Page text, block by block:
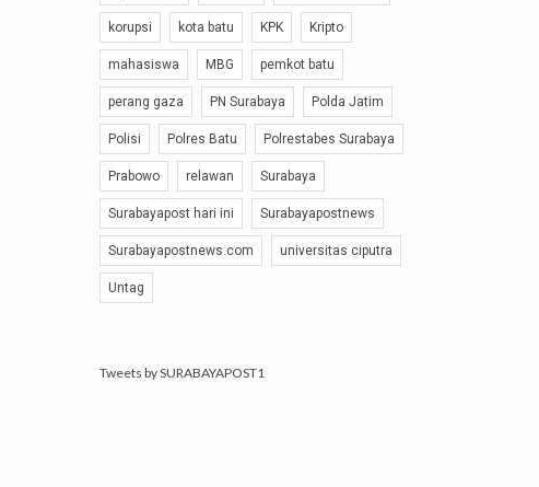
korupsi kota batu KPK Kripto
mahasiswa MBG pemkot batu
perang gaza PN Surabaya Polda Jatim
Polisi Polres Batu Polrestabes Surabaya
Prabowo relawan Surabaya
Surabayapost hari ini Surabayapostnews
Surabayapostnews.com universitas ciputra
Untag
Tweets by SURABAYAPOST1